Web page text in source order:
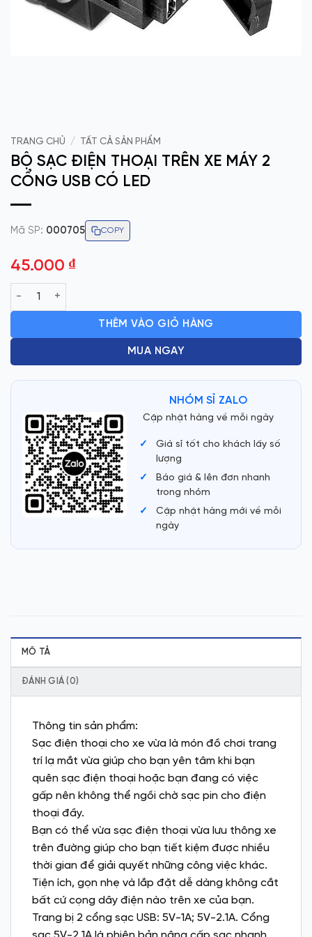
TRANG CHỦ / TẤT CẢ SẢN PHẨM
BỘ SẠC ĐIỆN THOẠI TRÊN XE MÁY 2
CỔNG USB CÓ LED
Mã SP: 000705 COPY
45.000 ₫
BỘ SẠC ĐIỆN THOẠI TRÊN XE MÁY 2 CỔNG USB CÓ LED số
THÊM VÀO GIỎ HÀNG
MUA NGAY
NHÓM SỈ ZALO
Cập nhật hàng về mỗi ngày
Giá sỉ tốt cho khách lấy số
lượng
Báo giá & lên đơn nhanh
trong nhóm
Cập nhật hàng mới về mỗi
ngày
MÔ TẢ
ĐÁNH GIÁ (0)
Thông tin sản phẩm:
Sạc điện thoại cho xe vừa là món đồ chơi trang
trí lạ mắt vừa giúp cho bạn yên tâm khi bạn
quên sạc điện thoại hoặc bạn đang có việc
gấp nên không thể ngồi chờ sạc pin cho điện
thoại đầy.
Bạn có thể vừa sạc điện thoại vừa lưu thông xe
trên đường giúp cho bạn tiết kiệm được nhiều
thời gian để giải quyết những công việc khác.
Tiện ích, gọn nhẹ và lắp đặt dễ dàng không cắt
bất cứ cọng dây điện nào trên xe của bạn.
Trang bị 2 cổng sạc USB: 5V-1A; 5V-2.1A. Cổng